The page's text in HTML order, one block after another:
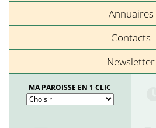
Annuaires
Contacts
Newsletter
MA PAROISSE EN 1 CLIC